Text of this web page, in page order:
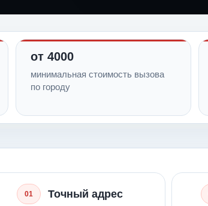
от 4000
минимальная стоимость вызова
по городу
01 Точный адрес